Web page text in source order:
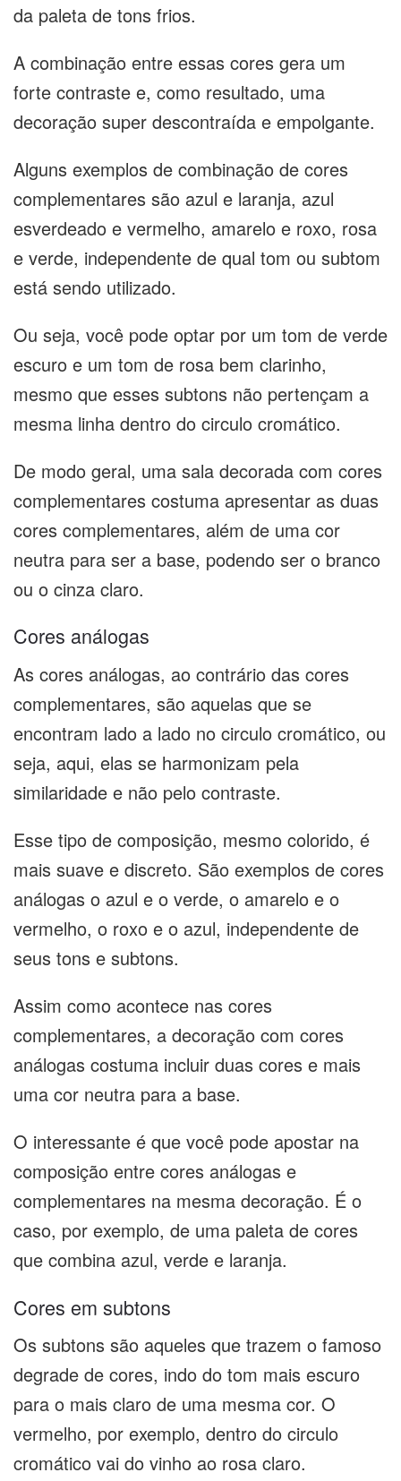
da paleta de tons frios.
A combinação entre essas cores gera um
forte contraste e, como resultado, uma
decoração super descontraída e empolgante.
Alguns exemplos de combinação de cores
complementares são azul e laranja, azul
esverdeado e vermelho, amarelo e roxo, rosa
e verde, independente de qual tom ou subtom
está sendo utilizado.
Ou seja, você pode optar por um tom de verde
escuro e um tom de rosa bem clarinho,
mesmo que esses subtons não pertençam a
mesma linha dentro do circulo cromático.
De modo geral, uma sala decorada com cores
complementares costuma apresentar as duas
cores complementares, além de uma cor
neutra para ser a base, podendo ser o branco
ou o cinza claro.
Cores análogas
As cores análogas, ao contrário das cores
complementares, são aquelas que se
encontram lado a lado no circulo cromático, ou
seja, aqui, elas se harmonizam pela
similaridade e não pelo contraste.
Esse tipo de composição, mesmo colorido, é
mais suave e discreto. São exemplos de cores
análogas o azul e o verde, o amarelo e o
vermelho, o roxo e o azul, independente de
seus tons e subtons.
Assim como acontece nas cores
complementares, a decoração com cores
análogas costuma incluir duas cores e mais
uma cor neutra para a base.
O interessante é que você pode apostar na
composição entre cores análogas e
complementares na mesma decoração. É o
caso, por exemplo, de uma paleta de cores
que combina azul, verde e laranja.
Cores em subtons
Os subtons são aqueles que trazem o famoso
degrade de cores, indo do tom mais escuro
para o mais claro de uma mesma cor. O
vermelho, por exemplo, dentro do circulo
cromático vai do vinho ao rosa claro.